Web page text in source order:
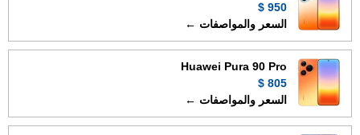
950 $
السعر والمواصفات ←
Huawei Pura 90 Pro
805 $
السعر والمواصفات ←